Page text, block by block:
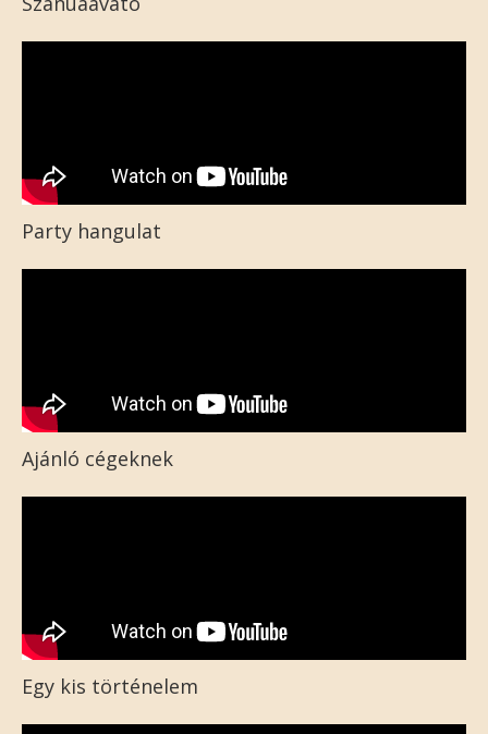
Party hangulat
Ajánló cégeknek
Egy kis történelem